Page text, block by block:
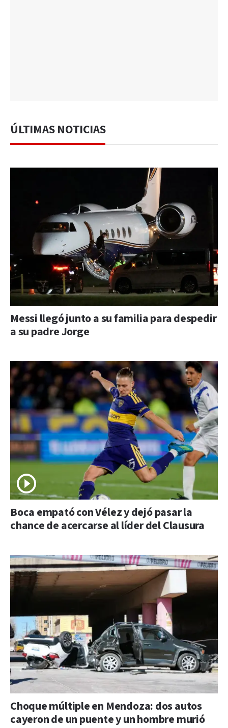
ÚLTIMAS NOTICIAS
Messi llegó junto a su familia para despedir
a su padre Jorge
Boca empató con Vélez y dejó pasar la
chance de acercarse al líder del Clausura
Choque múltiple en Mendoza: dos autos
cayeron de un puente y un hombre murió